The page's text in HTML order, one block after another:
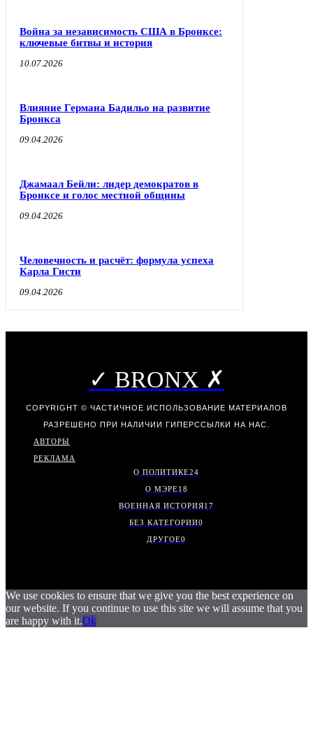
Война за независимость США в Бронксе:
ключевые битвы и история
10.07.2026
Влияние Германа Бадильо на развитие
Бронкса
09.04.2026
Джамаал Бейли: лидер демократов в
Бронксе и голос местной общины
09.04.2026
Человечность и расчёт: формула успеха
Карла Гисти
09.04.2026
✓ BRONX ✗
COPYRIGHT © ЧАСТИЧНОЕ ИСПОЛЬЗОВАНИЕ МАТЕРИАЛОВ
РАЗРЕШЕНО ПРИ НАЛИЧИИ ГИПЕРССЫЛКИ НА НАС.
АВТОРЫ
РЕКЛАМА
О ПОЛИТИКЕ24
О МЭРЕ18
ВОЕННАЯ ИСТОРИЯ17
БЕЗ КАТЕГОРИИ0
ДРУГОЕ0
We use cookies to ensure that we give you the best experience on
our website. If you continue to use this site we will assume that you
are happy with it.Ok